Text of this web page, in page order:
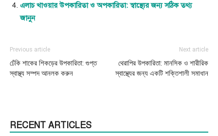
এলাচ খাওয়ার উপকারিতা ও অপকারিতা: স্বাস্থ্যের জন্য সঠিক তথ্য
জানুন
Previous article
ঢেঁকি শাকের শিকড়ের উপকারিতা: গুপ্ত
স্বাস্থ্য সম্পদ আনলক করুন
Next article
থেরাপির উপকারিতা: মানসিক ও শারীরিক
স্বাস্থ্যের জন্য একটি শক্তিশালী সমাধান
RECENT ARTICLES